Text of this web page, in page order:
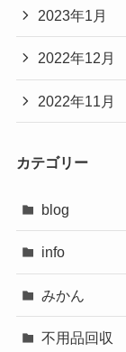
2023年1月
2022年12月
2022年11月
カテゴリー
blog
info
みかん
不用品回収